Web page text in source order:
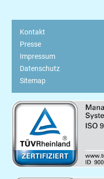
Kontakt
Presse
Impressum
Datenschutz
Sitemap